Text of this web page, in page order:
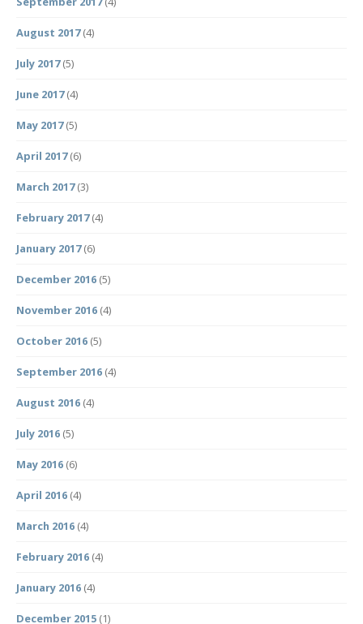
August 2017(4)
July 2017(5)
June 2017(4)
May 2017(5)
April 2017(6)
March 2017(3)
February 2017(4)
January 2017(6)
December 2016 (5)
November 2016 (4)
October 2016 (5)
September 2016 (4)
August 2016 (4)
July 2016 (5)
May 2016 (6)
April 2016 (4)
March 2016 (4)
February 2016 (4)
January 2016 (4)
December 2015 (1)